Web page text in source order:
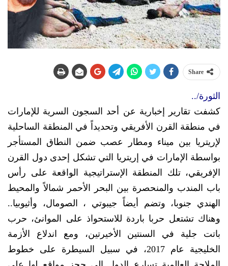
Share
الثورة/..
كشفت تقارير إخبارية عن أحد السجون السرية للإمارات
في منطقة القرن الأفريقي وتحديداً في المنطقة الساحلية
لإريتريا بين ميناء ومطار عصب ضمن النطاق المستأجر
بواسطة الإمارات في إريتريا التي تشكل إحدى دول القرن
الإفريقي، تلك المنطقة الإستراتيجية الواقعة على رأس
باب المندب والمنحصرة بين البحر الأحمر شمالاً والمحيط
الهندي جنوبا، وتضم أيضاً جيبوتي ، الصومال، وأثيوبيا..
وهناك تشتعل حربا باردة للاستحواذ على الموانئ، حرب
باتت جلية في السنتين الأخيرتين، ومع اندلاع الأزمة
الخليجية عام 2017، في سبيل السيطرة على خطوط